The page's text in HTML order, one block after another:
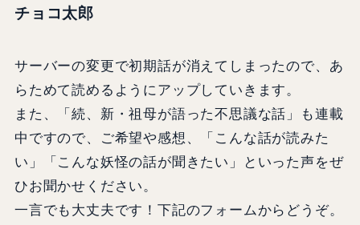
チョコ太郎
サーバーの変更で初期話が消えてしまったので、あ
らためて読めるようにアップしていきます。
また、「続、新・祖母が語った不思議な話」も連載
中ですので、ご希望や感想、「こんな話が読みた
い」「こんな妖怪の話が聞きたい」といった声をぜ
ひお聞かせください。
一言でも大丈夫です！下記のフォームからどうぞ。